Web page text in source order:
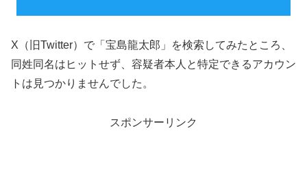
X（旧Twitter）で「宝島龍太郎」を検索してみたところ、
同姓同名はヒットせず、容疑者本人と特定できるアカウン
トは見つかりませんでした。
スポンサーリンク